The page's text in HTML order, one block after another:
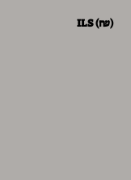
ILS (₪)